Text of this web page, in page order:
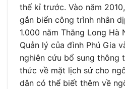
thế kỉ trước. Vào năm
gắn biển công trình nhân
1.000 năm Thăng Long Hà
Quản lý của đình Phú Gia
nghiên cứu bổ sung thông
thức về mặt lịch sử cho
dân có thể biết thêm về